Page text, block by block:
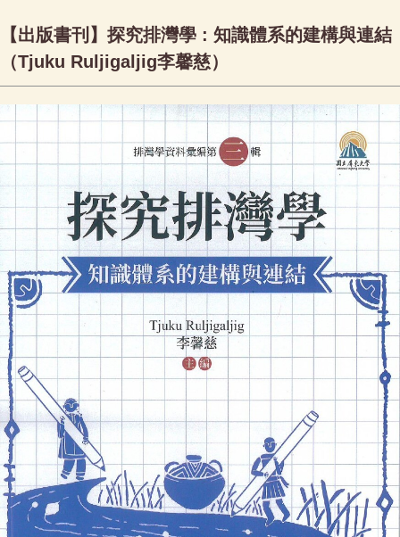
【出版書刊】探究排灣學 : 知識體系的建構與連結
（Tjuku Ruljigaljig李馨慈）